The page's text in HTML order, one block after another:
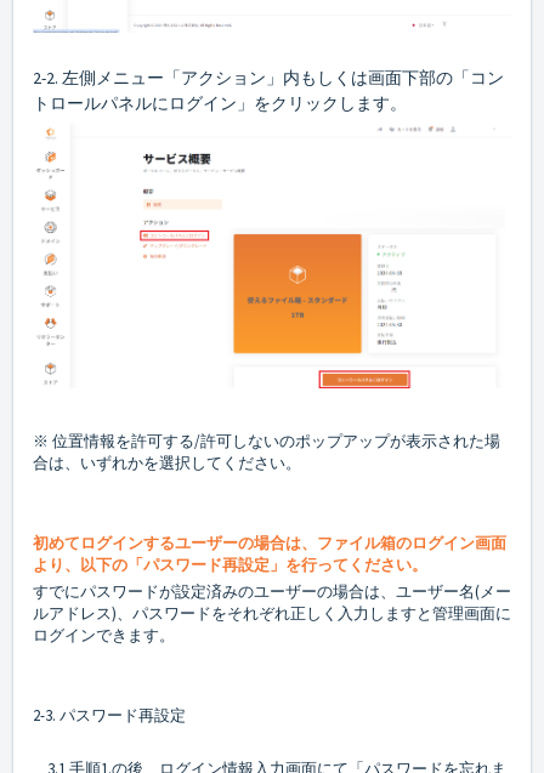
2-2. 左側メニュー「アクション」内もしくは画面下部の「コン
トロールパネルにログイン」をクリックします。
※ 位置情報を許可する/許可しないのポップアップが表示された場
合は、いずれかを選択してください。
初めてログインするユーザーの場合は、ファイル箱のログイン画面
より、以下の「パスワード再設定」を行ってください。
すでにパスワードが設定済みのユーザーの場合は、ユーザー名(メー
ルアドレス)、パスワードをそれぞれ正しく入力しますと管理画面に
ログインできます。
2-3. パスワード再設定